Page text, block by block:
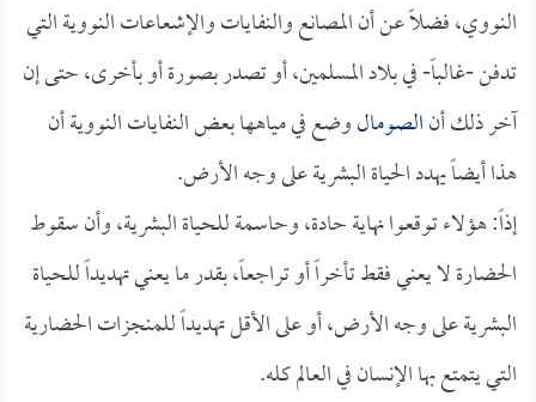
النووي، فضلاً عن أن المصانع والنفايات والإشعاعات النووية التي
تدفن -غالباً- في بلاد المسلمين، أو تصدر بصورة أو بأخرى، حتى إن
آخر ذلك أنالصومالوضع في مياهها بعض النفايات النووية أن
هذا أيضاً يهدد الحياة البشرية على وجه الأرض.
إذاً: هؤلاء توقعوا نهاية حادة، وحاسمة للحياة البشرية، وأن سقوط
الحضارة لا يعني فقط تأخراً أو تراجعاً، بقدر ما يعني تهديداً للحياة
البشرية على وجه الأرض، أو على الأقل تهديداً للمنجزات الحضارية
التي يتمتع بها الإنسان في العالم كله.